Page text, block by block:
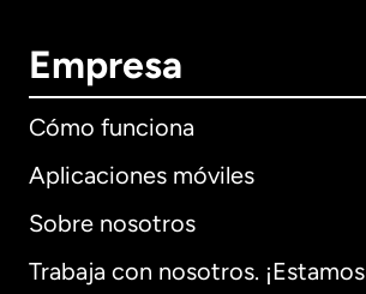
Empresa
Cómo funciona
Aplicaciones móviles
Sobre nosotros
Trabaja con nosotros. ¡Estamos